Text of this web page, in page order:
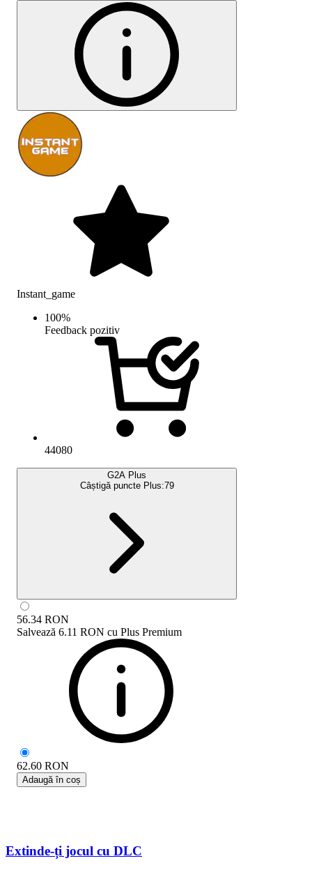
Instant_game
100%
Feedback pozitiv
44080
G2A Plus
Câștigă puncte Plus:79
56.34 RON
Salvează 6.11 RON cu Plus Premium
62.60 RON
Adaugă în coș
Extinde-ți jocul cu DLC